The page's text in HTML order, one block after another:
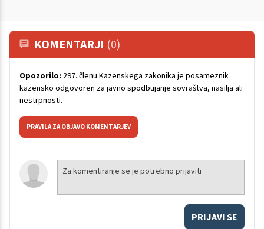
KOMENTARJI (0)
Opozorilo: 297. členu Kazenskega zakonika je posameznik
kazensko odgovoren za javno spodbujanje sovraštva, nasilja ali
nestrpnosti.
PRAVILA ZA OBJAVO KOMENTARJEV
PRIJAVI SE